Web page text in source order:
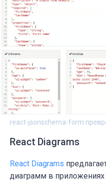
react-jsonschema-form
React Diagrams
React Diagrams
диаграмм в